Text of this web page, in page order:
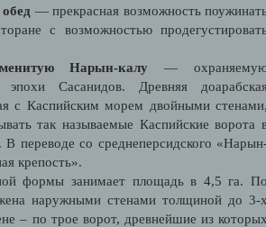
— прекрасная возможность
c возможностью
Нарын-калу —
Сасанидов. Древняя
с Каспийским морем двойными
так называемые Каспийские ворота
переводе со среднеперсидского
крепость».
формы занимает площадь в 4,5 га.
наружными стенами толщиной до 3-
– по трое ворот, древнейшие из